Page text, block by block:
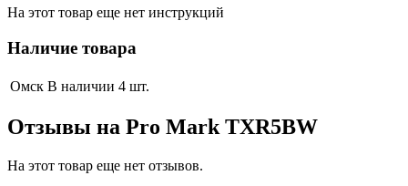
На этот товар еще нет инструкций
Наличие товара
Омск В наличии 4 шт.
Отзывы на Pro Mark TXR5BW
На этот товар еще нет отзывов.